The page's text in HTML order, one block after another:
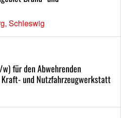
Schleswig
für den Abwehrenden
und Nutzfahrzeugwerkstatt